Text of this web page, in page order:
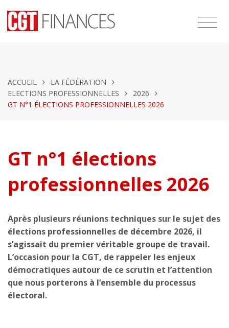
ACCUEIL
LA FÉDÉRATION
ELECTIONS PROFESSIONNELLES
2026
GT N°1 ÉLECTIONS PROFESSIONNELLES 2026
GT n°1 élections
professionnelles 2026
Après plusieurs réunions techniques sur le sujet des
élections professionnelles de décembre 2026, il
s’agissait du premier véritable groupe de travail.
L’occasion pour la CGT, de rappeler les enjeux
démocratiques autour de ce scrutin et l’attention
que nous porterons à l’ensemble du processus
électoral.